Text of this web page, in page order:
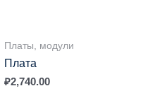
Платы, модули
Плата
₽2,740.00